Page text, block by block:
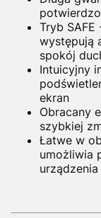
Tryb SAFE
występują
spokój
Intuicyjny
ekran
Obracany
szybkiej
Łatwe w
umożliwia